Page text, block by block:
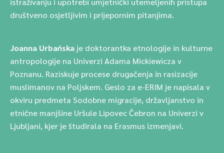
društveno osjetljivim i prijepornim pitanjima.
Joanna Urbańska je doktorantka etnologije in kulturne
antropologije na Univerzi Adama Mickiewicza v
Poznanu. Raziskuje procese drugačenja in rasizacije
muslimanov na Poljskem. Geslo za e-ERIM je napisala v
okviru predmeta Sodobne migracije, državljanstvo in
etnične manjšine Uršule Lipovec Čebron na Univerzi v
Ljubljani, kjer je študirala na Erasmus izmenjavi.